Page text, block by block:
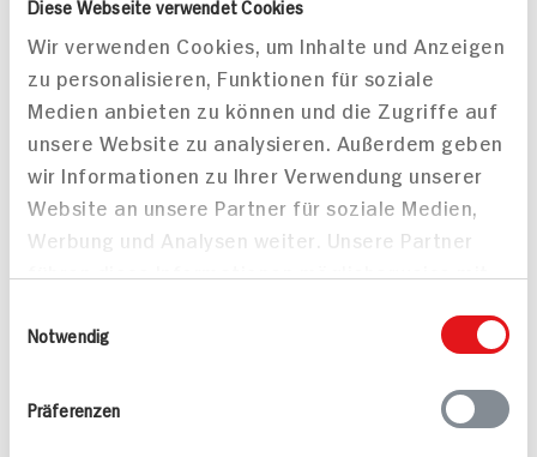
Diese Webseite verwendet Cookies
Wir verwenden Cookies, um Inhalte und Anzeigen
zu personalisieren, Funktionen für soziale
Medien anbieten zu können und die Zugriffe auf
unsere Website zu analysieren. Außerdem geben
wir Informationen zu Ihrer Verwendung unserer
Website an unsere Partner für soziale Medien,
Werbung und Analysen weiter. Unsere Partner
bereitgestellt haben oder die sie im Rahmen
Notwendig
Präferenzen
40 min
718 kcal p. Portion
Leicht
575 kcal p. Portion
Leicht